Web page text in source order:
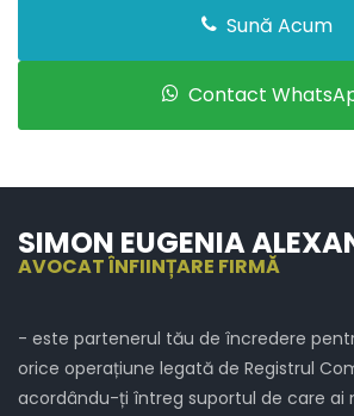
Sună Acum
Contact
SIMON EUGENIA
AVOCAT ÎNFIINȚARE FIRMĂ
- este partenerul tău de încredere
orice operațiune legată de Registrul
acordându-ți întreg suportul de care ai